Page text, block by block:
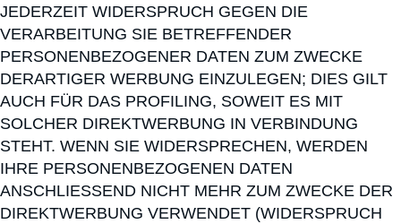
JEDERZEIT WIDERSPRUCH GEGEN DIE
VERARBEITUNG SIE BETREFFENDER
PERSONENBEZOGENER DATEN ZUM ZWECKE
DERARTIGER WERBUNG EINZULEGEN; DIES GILT
AUCH FÜR DAS PROFILING, SOWEIT ES MIT
SOLCHER DIREKTWERBUNG IN VERBINDUNG
STEHT. WENN SIE WIDERSPRECHEN, WERDEN
IHRE PERSONENBEZOGENEN DATEN
ANSCHLIESSEND NICHT MEHR ZUM ZWECKE DER
DIREKTWERBUNG VERWENDET (WIDERSPRUCH